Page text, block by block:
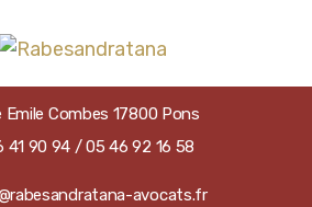
Emile Combes 17800 Pons
41 90 94 / 05 46 92 16 58
avocats.fr